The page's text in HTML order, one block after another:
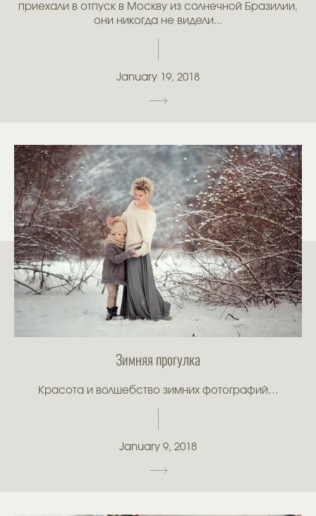
приехали в отпуск в Москву из солнечной Бразилии,
они никогда не видели...
January 19, 2018
Зимняя прогулка
Красота и волшебство зимних фотографий…
January 9, 2018